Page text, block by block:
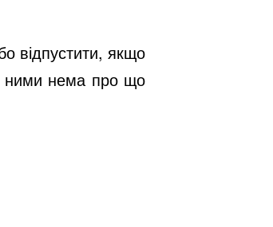
відпустити, якщо
ними нема про що